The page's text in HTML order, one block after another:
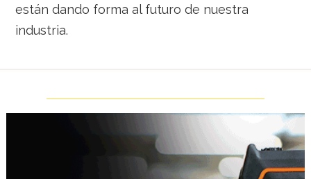
están dando forma al futuro de nuestra
industria.